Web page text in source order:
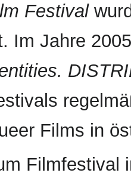
Festival
Im Jahre
Films in
Filmfestival